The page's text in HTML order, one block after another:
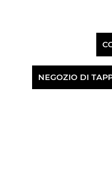
NEGOZIO DI